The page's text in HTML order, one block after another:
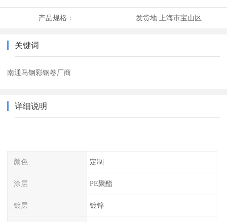
产品规格： 发货地: 上海市宝山区
关键词
南通马钢彩钢卷厂商
详细说明
颜色 定制
涂层 PE聚酯
镀层 镀锌